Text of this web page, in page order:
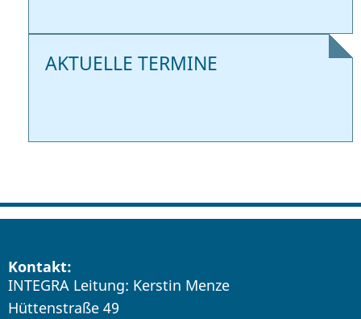
AKTUELLE TERMINE
Kontakt:
INTEGRA Leitung: Kerstin Menze
Hüttenstraße 49